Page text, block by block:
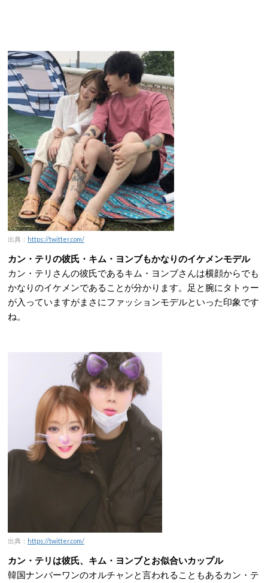
出典： https://twitter.com/
カン・テリの彼氏・キム・ヨンブもかなりのイケメンモデル
カン・テリさんの彼氏であるキム・ヨンブさんは横顔からでも
かなりのイケメンであることが分かります。足と腕にタトゥー
が入っていますがまさにファッションモデルといった印象です
ね。
出典： https://twitter.com/
カン・テリは彼氏、キム・ヨンブとお似合いカップル
韓国ナンバーワンのオルチャンと言われることもあるカン・テ